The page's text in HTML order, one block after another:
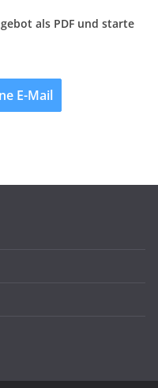
als PDF und starte
E-Mail